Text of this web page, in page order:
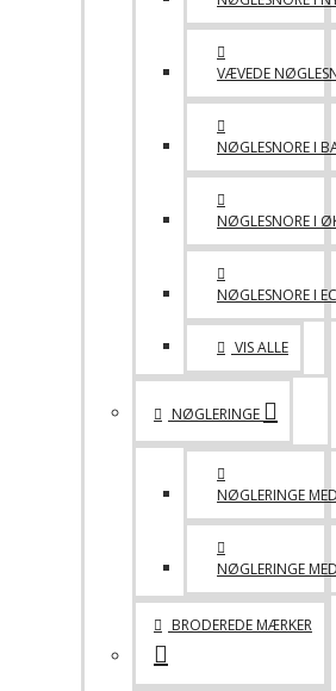
VÆVEDE
NØGLESNORE I
NØGLESNORE I
NØGLESNORE I
VIS ALLE
NØGLERINGE
NØGLERINGE
NØGLERINGE
BRODEREDE MÆRKER